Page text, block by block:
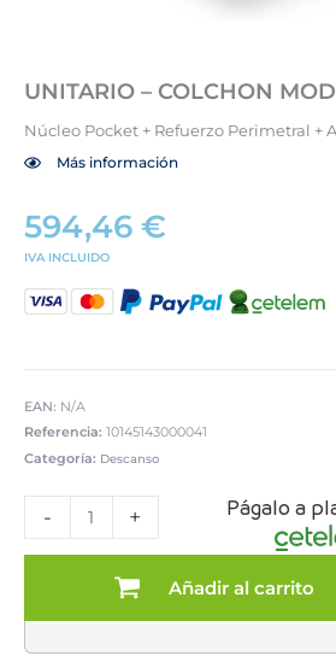
UNITARIO – COLCHON
Núcleo Pocket + Refuerzo Perimetral +
Más información
594,46 €
IVA INCLUIDO
EAN: N/A
Referencia: 10145143000041
Categoría: Descanso
-
MOD.
cantidad
+
Añadir al carrito
Págalo a